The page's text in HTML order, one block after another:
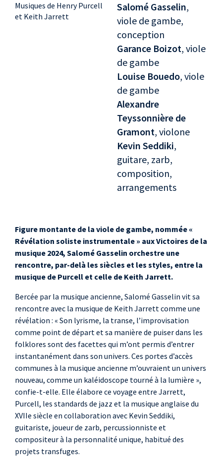
Musiques de Henry Purcell
et Keith Jarrett
Salomé Gasselin,
viole de gambe,
conception
Garance Boizot, viole
de gambe
Louise Bouedo, viole
de gambe
Alexandre
Teyssonnière de
Gramont, violone
Kevin Seddiki,
guitare, zarb,
composition,
arrangements
Figure montante de la viole de gambe, nommée «
Révélation soliste instrumentale » aux Victoires de la
musique 2024, Salomé Gasselin orchestre une
rencontre, par-delà les siècles et les styles, entre la
musique de Purcell et celle de Keith Jarrett.
Bercée par la musique ancienne, Salomé Gasselin vit sa
rencontre avec la musique de Keith Jarrett comme une
révélation : « Son lyrisme, la transe, l’improvisation
comme point de départ et sa manière de puiser dans les
folklores sont des facettes qui m’ont permis d’entrer
instantanément dans son univers. Ces portes d’accès
communes à la musique ancienne m’ouvraient un univers
nouveau, comme un kaléidoscope tourné à la lumière »,
confie-t-elle. Elle élabore ce voyage entre Jarrett,
Purcell, les standards de jazz et la musique anglaise du
XVIIe siècle en collaboration avec Kevin Seddiki,
guitariste, joueur de zarb, percussionniste et
compositeur à la personnalité unique, habitué des
projets transfuges.